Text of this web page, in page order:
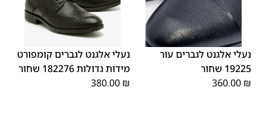
39
40
41
42
43
44
46
נעלי אלגנט לגברים עור
19225 שחור
360.00 ₪
נעלי אלגנט לגברים קומפורט
מידות גדולות 182276 שחור
380.00 ₪